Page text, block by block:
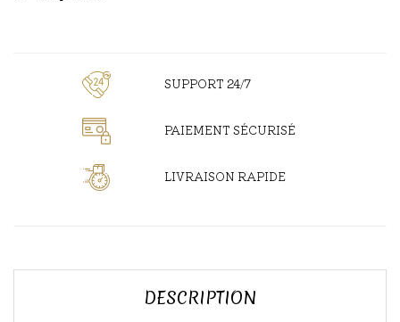
SUPPORT 24/7
PAIEMENT SÉCURISÉ
LIVRAISON RAPIDE
DESCRIPTION